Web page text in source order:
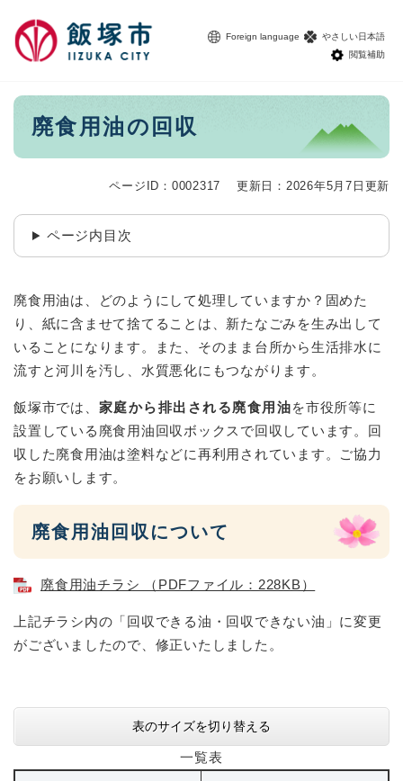
Foreign language
やさしい日本語
閲覧補助
本
廃食用油の回収
ページID：0002317 更新日：2026年5月7日更新
ページ内目次
廃食用油は、どのようにして処理していますか？固めた
り、紙に含ませて捨てることは、新たなごみを生み出して
いることになります。また、そのまま台所から生活排水に
流すと河川を汚し、水質悪化にもつながります。
飯塚市では、 家庭から排出される廃食用油を市役所等に
設置している廃食用油回収ボックスで回収しています。回
収した廃食用油は塗料などに再利用されています。ご協力
をお願いします。
廃食用油回収について
廃食用油チラシ （PDFファイル：228KB）
上記チラシ内の「回収できる油・回収できない油」に変更
がございましたので、修正いたしました。
表のサイズを切り替える
一覧表